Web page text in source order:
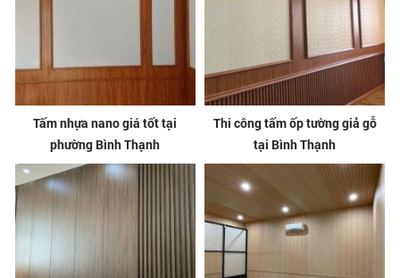
Tấm nhựa nano giá tốt tại
phường Bình Thạnh
Thi công tấm ốp tường giả gỗ
tại Bình Thạnh